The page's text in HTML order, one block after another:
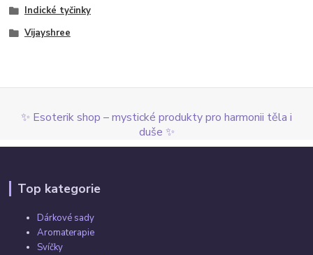
Indické tyčinky
Vijayshree
✨ Esoterik shop – mystické produkty pro harmonii těla i
duše ✨
Top kategorie
Dárkové sady
Aromaterapie
Svíčky